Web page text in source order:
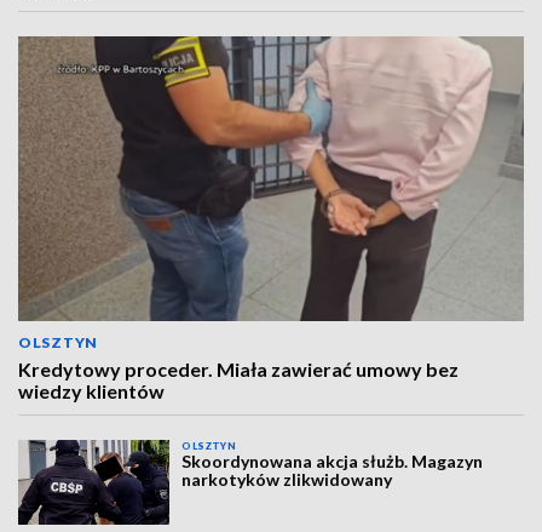
OLSZTYN
Kredytowy proceder. Miała zawierać umowy bez
wiedzy klientów
OLSZTYN
Skoordynowana akcja służb. Magazyn
narkotyków zlikwidowany